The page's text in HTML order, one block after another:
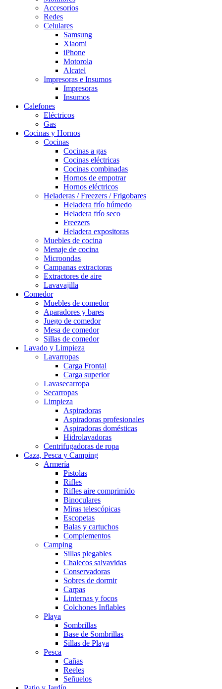
Accesorios
Redes
Celulares
Samsung
Xiaomi
iPhone
Motorola
Alcatel
Impresoras e Insumos
Impresoras
Insumos
Calefones
Eléctricos
Gas
Cocinas y Hornos
Cocinas
Cocinas a gas
Cocinas eléctricas
Cocinas combinadas
Hornos de empotrar
Hornos eléctricos
Heladeras / Freezers / Frigobares
Heladera frío húmedo
Heladera frío seco
Freezers
Heladera expositoras
Muebles de cocina
Menaje de cocina
Microondas
Campanas extractoras
Extractores de aire
Lavavajilla
Comedor
Muebles de comedor
Aparadores y bares
Juego de comedor
Mesa de comedor
Sillas de comedor
Lavado y Limpieza
Lavarropas
Carga Frontal
Carga superior
Lavasecarropa
Secarropas
Limpieza
Aspiradoras
Aspiradoras profesionales
Aspiradoras domésticas
Hidrolavadoras
Centrifugadoras de ropa
Caza, Pesca y Camping
Armería
Pistolas
Rifles
Rifles aire comprimido
Binoculares
Miras telescópicas
Escopetas
Balas y cartuchos
Complementos
Camping
Sillas plegables
Chalecos salvavidas
Conservadoras
Sobres de dormir
Carpas
Linternas y focos
Colchones Inflables
Playa
Sombrillas
Base de Sombrillas
Sillas de Playa
Pesca
Cañas
Reeles
Señuelos